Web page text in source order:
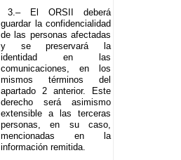
3.– El ORSII deberá
guardar la confidencialidad
de las personas afectadas
y se preservará la
identidad en las
comunicaciones, en los
mismos términos del
apartado 2 anterior. Este
derecho será asimismo
extensible a las terceras
personas, en su caso,
mencionadas en la
información remitida.